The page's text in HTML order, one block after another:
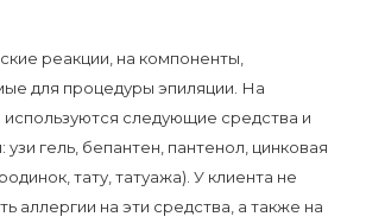
реакции, на компоненты,
для процедуры эпиляции. На
следующие средства и
узи гель, бепантен, пантенол, цинковая
тату, татуажа). У клиента не
аллергии на эти средства, а также на